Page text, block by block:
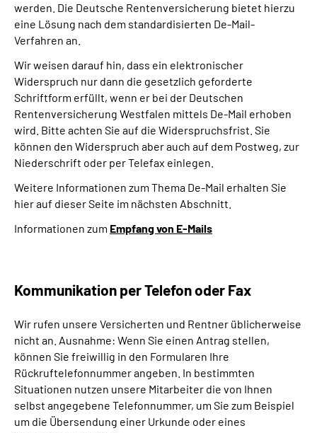
werden. Die Deutsche Rentenversicherung bietet hierzu
eine Lösung nach dem standardisierten De-Mail-
Verfahren an.
Wir weisen darauf hin, dass ein elektronischer
Widerspruch nur dann die gesetzlich geforderte
Schriftform erfüllt, wenn er bei der Deutschen
Rentenversicherung Westfalen mittels De-Mail erhoben
wird. Bitte achten Sie auf die Widerspruchsfrist. Sie
können den Widerspruch aber auch auf dem Postweg, zur
Niederschrift oder per Telefax einlegen.
Weitere Informationen zum Thema De-Mail erhalten Sie
hier auf dieser Seite im nächsten Abschnitt.
Informationen zum Empfang von E-Mails
Kommunikation per Telefon oder Fax
Wir rufen unsere Versicherten und Rentner üblicherweise
nicht an. Ausnahme: Wenn Sie einen Antrag stellen,
können Sie freiwillig in den Formularen Ihre
Rückruftelefonnummer angeben. In bestimmten
Situationen nutzen unsere Mitarbeiter die von Ihnen
selbst angegebene Telefonnummer, um Sie zum Beispiel
um die Übersendung einer Urkunde oder eines